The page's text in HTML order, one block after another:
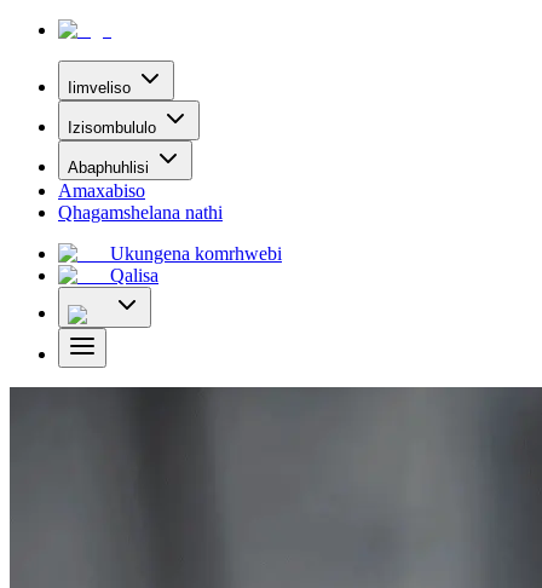
Iimveliso
Izisombululo
Abaphuhlisi
Amaxabiso
Qhagamshelana nathi
Ukungena komrhwebi
Qalisa